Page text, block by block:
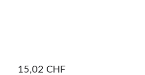
15,02 CHF